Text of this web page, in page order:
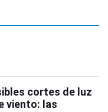
cortes de luz
viento: las